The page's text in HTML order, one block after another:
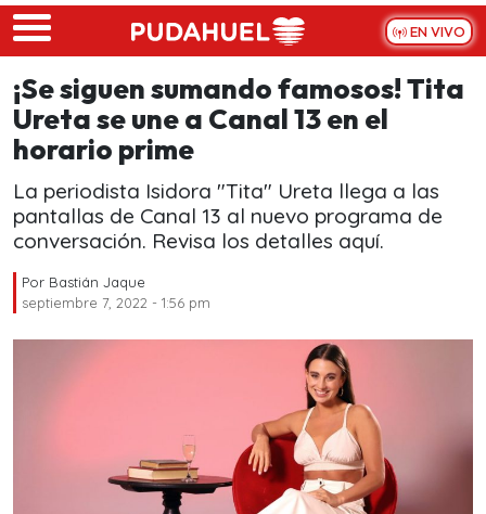
Skip to main content
EN VIVO
¡Se siguen sumando famosos! Tita
Ureta se une a Canal 13 en el
horario prime
La periodista Isidora "Tita" Ureta llega a las
pantallas de Canal 13 al nuevo programa de
conversación. Revisa los detalles aquí.
Por Bastián Jaque
septiembre 7, 2022 - 1:56 pm